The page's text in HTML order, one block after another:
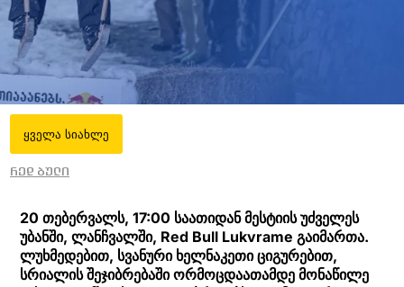
ყველა სიახლე
რედ ბული
20 თებერვალს, 17:00 საათიდან მესტიის უძველეს
უბანში, ლანჩვალში, Red Bull Lukvrame გაიმართა.
ლუხმედებით, სვანური ხელნაკეთი ციგურებით,
სრიალის შეჯიბრებაში ორმოცდაათამდე მონაწილე